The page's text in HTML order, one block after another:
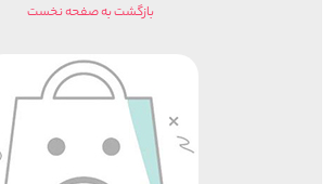
بازگشت به صفحه نخست